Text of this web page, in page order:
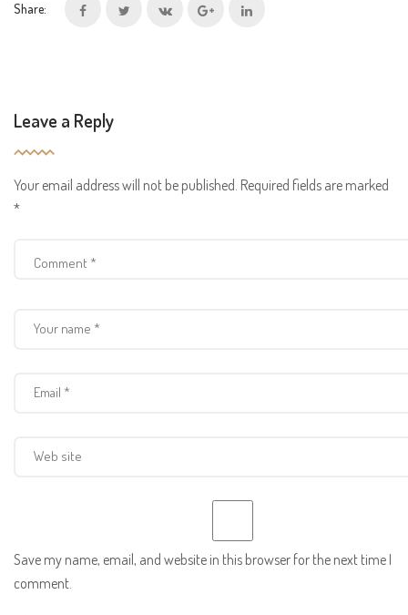
Share:
Leave a Reply
Your email address will not be published. Required fields are marked
*
Save my name, email, and website in this browser for the next time I
comment.